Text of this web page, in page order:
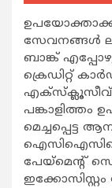
സേവനങ്ങള്‍
ബാങ്ക്
ക്രെഡിറ്റ്
എക്സ്ക്ലൂസീവ്
മെച്ചപ്പെട്ട
ഐസിഐസിഐ
പേയ്മെന്‍റ്